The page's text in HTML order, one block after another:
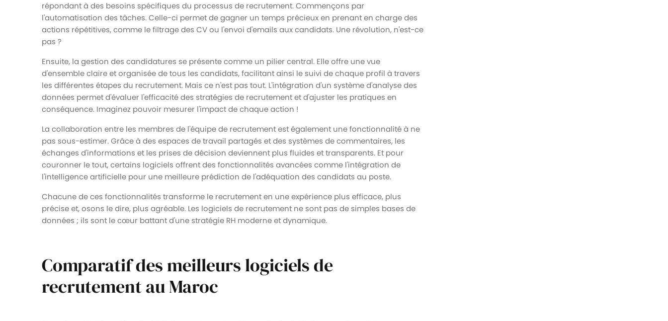
répondant à des besoins spécifiques du processus de recrutement. Commençons par
l'automatisation des tâches. Celle-ci permet de gagner un temps précieux en prenant en charge des
actions répétitives, comme le filtrage des CV ou l'envoi d'emails aux candidats. Une révolution, n'est-ce
pas ?
Ensuite, la gestion des candidatures se présente comme un pilier central. Elle offre une vue
d'ensemble claire et organisée de tous les candidats, facilitant ainsi le suivi de chaque profil à travers
les différentes étapes du recrutement. Mais ce n'est pas tout. L'intégration d'un système d'analyse des
données permet d'évaluer l'efficacité des stratégies de recrutement et d'ajuster les pratiques en
conséquence. Imaginez pouvoir mesurer l'impact de chaque action !
La collaboration entre les membres de l'équipe de recrutement est également une fonctionnalité à ne
pas sous-estimer. Grâce à des espaces de travail partagés et des systèmes de commentaires, les
échanges d'informations et les prises de décision deviennent plus fluides et transparents. Et pour
couronner le tout, certains logiciels offrent des fonctionnalités avancées comme l'intégration de
l'intelligence artificielle pour une meilleure prédiction de l'adéquation des candidats au poste.
Chacune de ces fonctionnalités transforme le recrutement en une expérience plus efficace, plus
précise et, osons le dire, plus agréable. Les logiciels de recrutement ne sont pas de simples bases de
données ; ils sont le cœur battant d'une stratégie RH moderne et dynamique.
Comparatif des meilleurs logiciels de
recrutement au Maroc